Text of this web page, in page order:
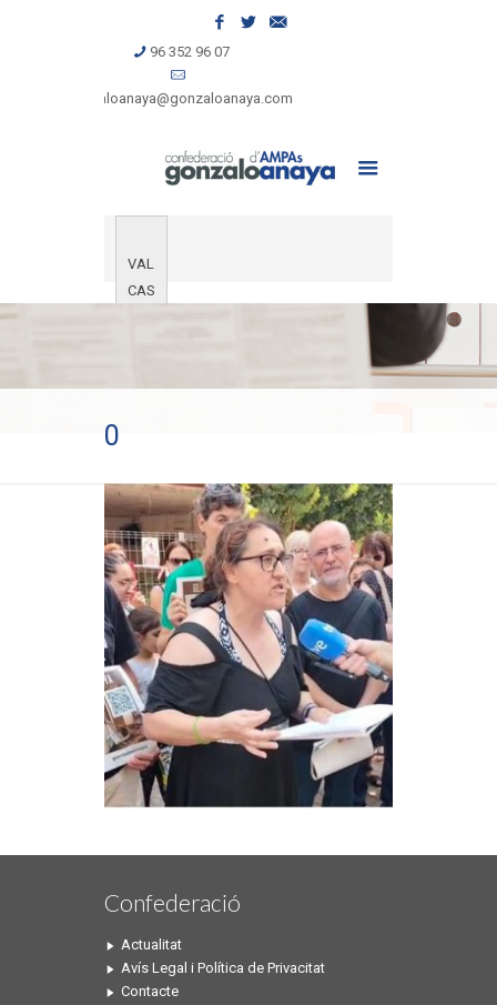
96 352 96 07
gonzaloanaya@gonzaloanaya.com
VAL
CAS
0
Confederació
Actualitat
Avís Legal i Política de Privacitat
Contacte